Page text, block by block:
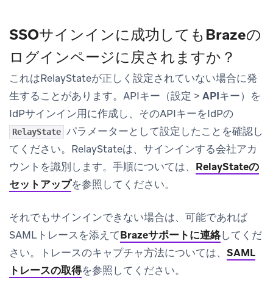
SSOサインインに成功してもBrazeの
ログインページに戻されますか？
これはRelayStateが正しく設定されていない場合に発
生することがあります。APIキー（設定 > APIキー）を
IdPサインイン用に作成し、そのAPIキーをIdPの
RelayState パラメーターとして設定したことを確認し
てください。RelayStateは、サインインする会社アカ
ウントを識別します。手順については、 RelayStateの
セットアップを参照してください。
それでもサインインできない場合は、可能であれば
SAMLトレースを添えてBrazeサポートに連絡してくだ
さい。トレースのキャプチャ方法については、 SAML
トレースの取得を参照してください。